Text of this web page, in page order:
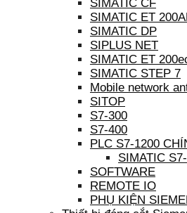
SIMATIC CF
SIMATIC ET
SIMATIC DP
SIPLUS NET
SIMATIC ET
SIMATIC STEP 7
Mobile network
SITOP
S7-300
S7-400
PLC S7-1200
SIMATIC
SOFTWARE
REMOTE IO
PHỤ KIỆN